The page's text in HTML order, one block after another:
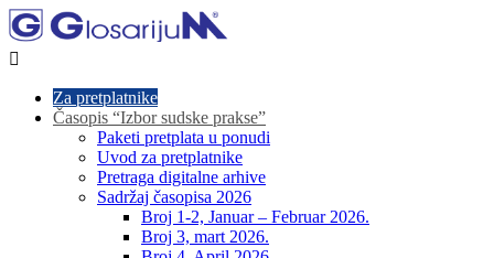

Za pretplatnike
Časopis “Izbor sudske prakse”
Paketi pretplata u ponudi
Uvod za pretplatnike
Pretraga digitalne arhive
Sadržaj časopisa 2026
Broj 1-2, Januar – Februar 2026.
Broj 3, mart 2026.